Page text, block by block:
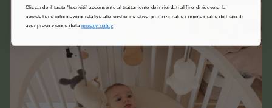
Cliccando il tasto "Iscriviti" acconsento al trattamento dei miei dati al fine di ricevere la
newsletter e informazioni relative alle vostre iniziative promozionali e commerciali e dichiaro di
aver preso visione dellaprivacy policy